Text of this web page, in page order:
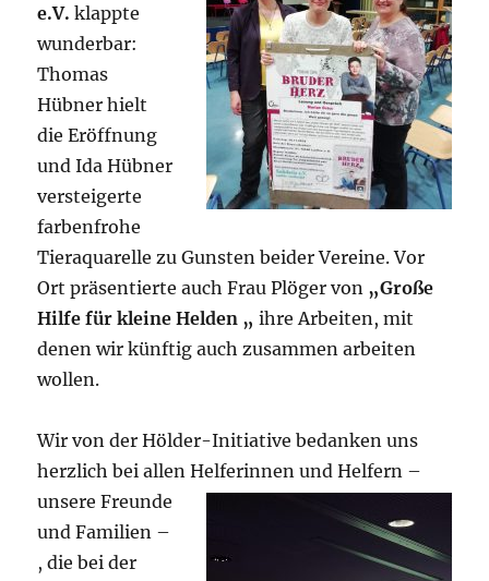
e.V. klappte
wunderbar:
Thomas
Hübner hielt
die Eröffnung
und Ida Hübner
versteigerte
farbenfrohe
Tieraquarelle zu Gunsten beider Vereine. Vor
Ort präsentierte auch Frau Plöger von „Große
Hilfe für kleine Helden „ ihre Arbeiten, mit
denen wir künftig auch zusammen arbeiten
wollen.
Wir von der Hölder-Initiative bedanken uns
herzlich bei allen Helferinnen und Helfern –
unsere Freunde
und Familien –
, die bei der